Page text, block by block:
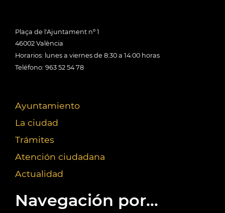
Plaça de l'Ajuntament nº 1
46002 València
Horarios: lunes a viernes de 8:30 a 14:00 horas
Teléfono: 963 52 54 78
Ayuntamiento
La ciudad
Trámites
Atención ciudadana
Actualidad
Navegación por...